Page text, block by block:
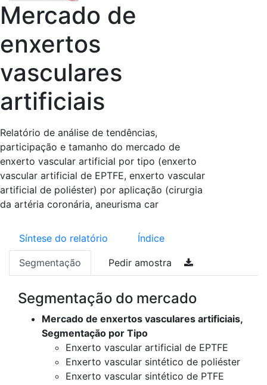
Mercado de
enxertos
vasculares
artificiais
Relatório de análise de tendências,
participação e tamanho do mercado de
enxerto vascular artificial por tipo (enxerto
vascular artificial de EPTFE, enxerto vascular
artificial de poliéster) por aplicação (cirurgia
da artéria coronária, aneurisma car
Síntese do relatório Índice
Segmentação Pedir amostra
Segmentação do mercado
Mercado de enxertos vasculares artificiais,
Segmentação por Tipo
Enxerto vascular artificial de EPTFE
Enxerto vascular sintético de poliéster
Enxerto vascular sintético de PTFE